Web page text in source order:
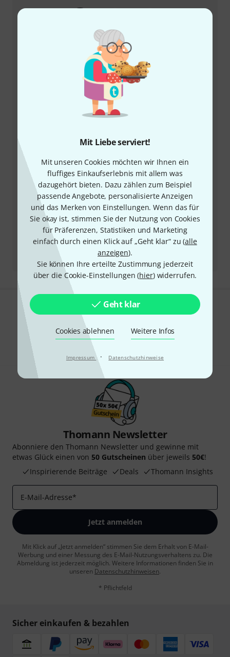
Mit Liebe serviert!
Mit unseren Cookies möchten wir Ihnen ein
fluffiges Einkaufserlebnis mit allem was
dazugehört bieten. Dazu zählen zum Beispiel
passende Angebote, personalisierte Anzeigen
und das Merken von Einstellungen. Wenn das für
Sie okay ist, stimmen Sie der Nutzung von Cookies
für Präferenzen, Statistiken und Marketing
einfach durch einen Klick auf „Geht klar“ zu (alle
anzeigen).
Sie können Ihre erteilte Zustimmung jederzeit
über die Cookie-Einstellungen (hier) widerrufen.
Geht klar
Cookies ablehnen Weitere Infos
Impressum · Datenschutzhinweise
+43-13850157
Unser Thomann Team Kundenservice steht Ihnen bei
allen Fragen und Problemen nach dem Kauf zur Seite.
Rückruf vereinbaren
Mehr Kontaktoptionen
Produkt zurücksenden
Alle Ansprechpartner
Gefällt Ihnen, was Sie sehen?
Teilen Hilfe & Feedback
Thomann Newsletter
Abonniere den Thomann Newsletter und gewinne mit
etwas Glück einen von 50 Gutscheinen über jeweils 50€!
Inspirierende Beiträge
Deals Thomann Insights
E-Mail-Adresse*
Jetzt anmelden
Mit Klick auf „Jetzt anmelden“ stimmen Sie dem Erhalt von E-Mail-
Werbung und einer Messung des E-Mail-Nutzungsverhaltens zu. Die
Abmeldung ist jederzeit möglich. Weitere Informationen finden Sie in
unseren Datenschutzhinweisen.
* Pflichtfeld
Sicher einkaufen & bezahlen